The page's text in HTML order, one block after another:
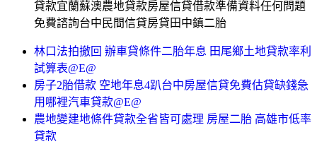
貸款宜蘭蘇澳農地貸款房屋信貸借款準備資料任何問題
免費諮詢台中民間信貸房貸田中鎮二胎
林口法拍撤回 辦車貸條件二胎年息 田尾鄉土地貸款率利
試算表@E@
房子2胎借款 空地年息4趴台中房屋信貸免費估貸缺錢急
用哪裡汽車貸款@E@
農地變建地條件貸款全省皆可處理 房屋二胎 高雄市低率
貸款